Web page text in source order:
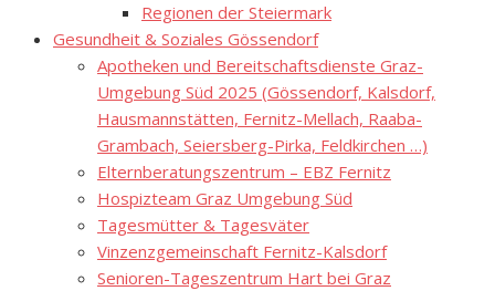
Regionen der Steiermark
Gesundheit & Soziales Gössendorf
Apotheken und Bereitschaftsdienste Graz-
Umgebung Süd 2025 (Gössendorf, Kalsdorf,
Hausmannstätten, Fernitz-Mellach, Raaba-
Grambach, Seiersberg-Pirka, Feldkirchen …)
Elternberatungszentrum – EBZ Fernitz
Hospizteam Graz Umgebung Süd
Tagesmütter & Tagesväter
Vinzenzgemeinschaft Fernitz-Kalsdorf
Senioren-Tageszentrum Hart bei Graz